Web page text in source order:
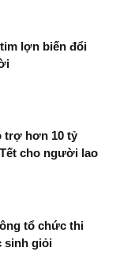
lợn biến đổi
trợ hơn 10 tỷ
cho người lao
tổ chức thi
sinh giỏi